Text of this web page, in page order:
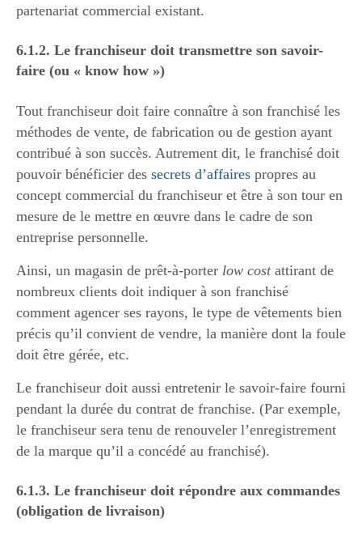
partenariat commercial existant.
6.1.2. Le franchiseur doit transmettre son savoir-
faire (ou « know how »)
Tout franchiseur doit faire connaître à son franchisé les
méthodes de vente, de fabrication ou de gestion ayant
contribué à son succès. Autrement dit, le franchisé doit
pouvoir bénéficier des secrets d’affaires propres au
concept commercial du franchiseur et être à son tour en
mesure de le mettre en œuvre dans le cadre de son
entreprise personnelle.
Ainsi, un magasin de prêt-à-porter low costattirant de
nombreux clients doit indiquer à son franchisé
comment agencer ses rayons, le type de vêtements bien
précis qu’il convient de vendre, la manière dont la foule
doit être gérée, etc.
Le franchiseur doit aussi entretenir le savoir-faire fourni
pendant la durée du contrat de franchise. (Par exemple,
le franchiseur sera tenu de renouveler l’enregistrement
de la marque qu’il a concédé au franchisé).
6.1.3. Le franchiseur doit répondre aux commandes
(obligation de livraison)